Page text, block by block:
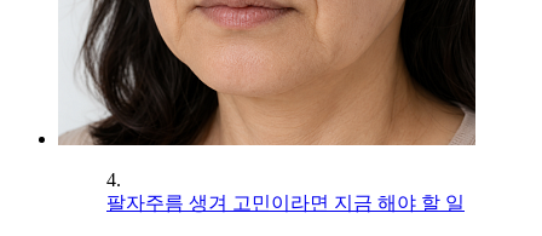
4.
팔자주름 생겨 고민이라면 지금 해야 할 일